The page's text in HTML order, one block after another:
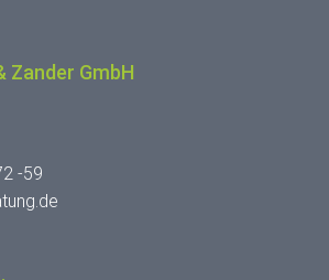
Zander GmbH
-59